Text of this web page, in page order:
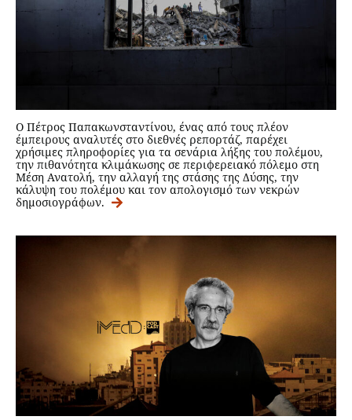
Ο Πέτρος Παπακωνσταντίνου, ένας από τους πλέον
έμπειρους αναλυτές στο διεθνές ρεπορτάζ, παρέχει
χρήσιμες πληροφορίες για τα σενάρια λήξης του πολέμου,
την πιθανότητα κλιμάκωσης σε περιφερειακό πόλεμο στη
Μέση Ανατολή, την αλλαγή της στάσης της Δύσης, την
κάλυψη του πολέμου και τον απολογισμό των νεκρών
δημοσιογράφων.